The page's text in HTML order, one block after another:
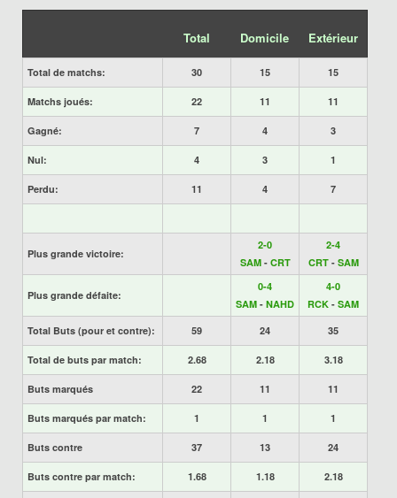
Total Domicile Extérieur
Total de matchs: 30 15 15
Matchs joués: 22 11 11
Gagné: 7 4 3
Nul: 4 3 1
Perdu: 11 4 7
Plus grande victoire:
2-0
SAM- CRT
2-4
CRT- SAM
Plus grande défaite:
0-4
SAM - NAHD
4-0
RCK - SAM
Total Buts (pour et contre):
59 24 35
Total de buts par match: 2.68 2.18 3.18
Buts marqués 22 11 11
Buts marqués par match: 1 1 1
Buts contre 37 13 24
Buts contre par match: 1.68 1.18 2.18